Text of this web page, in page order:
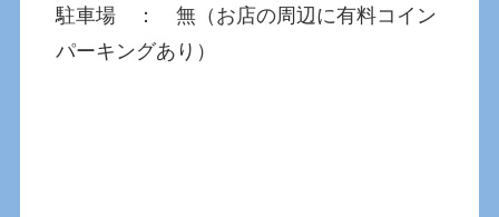
駐車場 ： 無（お店の周辺に有料コイン
パーキングあり）